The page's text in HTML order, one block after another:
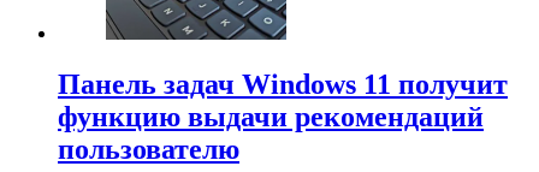
Панель задач Windows 11 получит
функцию выдачи рекомендаций
пользователю